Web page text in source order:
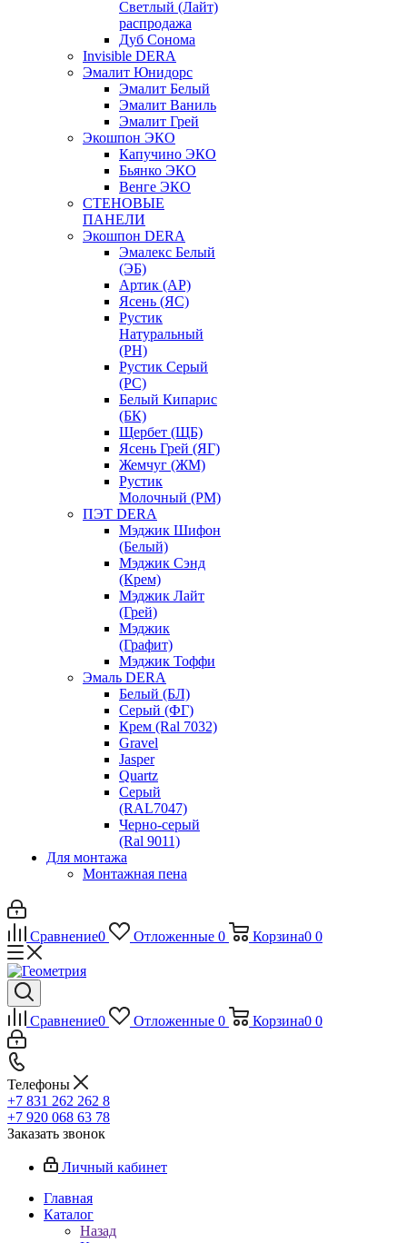
Светлый (Лайт)
распродажа
Дуб Сонома
Invisible DERA
Эмалит Юнидорс
Эмалит Белый
Эмалит Ваниль
Эмалит Грей
Экошпон ЭКО
Капучино ЭКО
Бьянко ЭКО
Венге ЭКО
СТЕНОВЫЕ
ПАНЕЛИ
Экошпон DERA
Эмалекс Белый
(ЭБ)
Артик (АР)
Ясень (ЯС)
Рустик
Натуральный
(РН)
Рустик Серый
(РС)
Белый Кипарис
(БК)
Щербет (ЩБ)
Ясень Грей (ЯГ)
Жемчуг (ЖМ)
Рустик
Молочный (РМ)
ПЭТ DERA
Мэджик Шифон
(Белый)
Мэджик Сэнд
(Крем)
Мэджик Лайт
(Грей)
Мэджик
(Графит)
Мэджик Тоффи
Эмаль DERA
Белый (БЛ)
Серый (ФГ)
Крем (Ral 7032)
Gravel
Jasper
Quartz
Серый
(RAL7047)
Черно-серый
(Ral 9011)
Для монтажа
Монтажная пена
Сравнение0 Отложенные 0 Корзина0 0
Сравнение0 Отложенные 0 Корзина0 0
Телефоны
+7 831 262 262 8
+7 920 068 63 78
Заказать звонок
Личный кабинет
Главная
Каталог
Назад